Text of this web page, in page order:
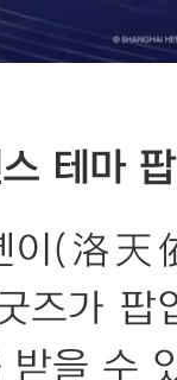
테마
이(洛
즈가 팝
받을 수